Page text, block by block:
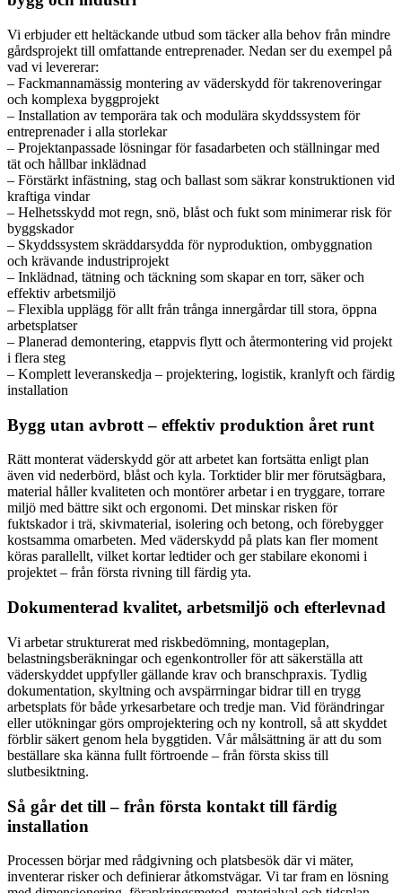
Vi erbjuder ett heltäckande utbud som täcker alla behov från mindre
gårdsprojekt till omfattande entreprenader. Nedan ser du exempel på
vad vi levererar:
– Fackmannamässig montering av väderskydd för takrenoveringar
och komplexa byggprojekt
– Installation av temporära tak och modulära skyddssystem för
entreprenader i alla storlekar
– Projektanpassade lösningar för fasadarbeten och ställningar med
tät och hållbar inklädnad
– Förstärkt infästning, stag och ballast som säkrar konstruktionen vid
kraftiga vindar
– Helhetsskydd mot regn, snö, blåst och fukt som minimerar risk för
byggskador
– Skyddssystem skräddarsydda för nyproduktion, ombyggnation
och krävande industriprojekt
– Inklädnad, tätning och täckning som skapar en torr, säker och
effektiv arbetsmiljö
– Flexibla upplägg för allt från trånga innergårdar till stora, öppna
arbetsplatser
– Planerad demontering, etappvis flytt och återmontering vid projekt
i flera steg
– Komplett leveranskedja – projektering, logistik, kranlyft och färdig
installation
Bygg utan avbrott – effektiv produktion året runt
Rätt monterat väderskydd gör att arbetet kan fortsätta enligt plan
även vid nederbörd, blåst och kyla. Torktider blir mer förutsägbara,
material håller kvaliteten och montörer arbetar i en tryggare, torrare
miljö med bättre sikt och ergonomi. Det minskar risken för
fuktskador i trä, skivmaterial, isolering och betong, och förebygger
kostsamma omarbeten. Med väderskydd på plats kan fler moment
köras parallellt, vilket kortar ledtider och ger stabilare ekonomi i
projektet – från första rivning till färdig yta.
Dokumenterad kvalitet, arbetsmiljö och efterlevnad
Vi arbetar strukturerat med riskbedömning, montageplan,
belastningsberäkningar och egenkontroller för att säkerställa att
väderskyddet uppfyller gällande krav och branschpraxis. Tydlig
dokumentation, skyltning och avspärrningar bidrar till en trygg
arbetsplats för både yrkesarbetare och tredje man. Vid förändringar
eller utökningar görs omprojektering och ny kontroll, så att skyddet
förblir säkert genom hela byggtiden. Vår målsättning är att du som
beställare ska känna fullt förtroende – från första skiss till
slutbesiktning.
Så går det till – från första kontakt till färdig
installation
Processen börjar med rådgivning och platsbesök där vi mäter,
inventerar risker och definierar åtkomstvägar. Vi tar fram en lösning